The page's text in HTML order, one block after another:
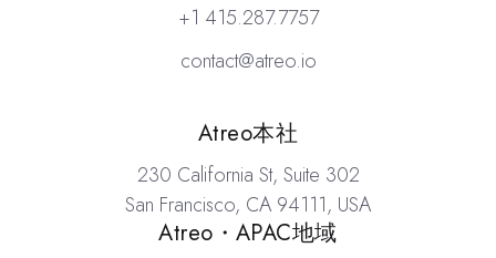
+1 415.287.7757
contact@atreo.io
Atreo本社
230 California St, Suite 302
San Francisco, CA 94111, USA
Atreo・APAC地域